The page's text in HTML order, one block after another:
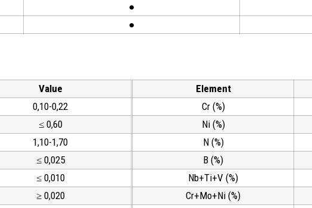
●
●
Value
0,10-0,22
≤ 0,60
1,10-1,70
≤ 0,025
≤ 0,010
≥ 0,020
Element
Cr (%)
Ni (%)
N (%)
B (%)
Nb+Ti+V (%)
Cr+Mo+Ni (%)